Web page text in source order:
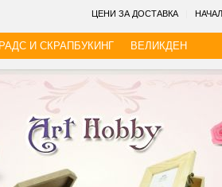
ЦЕНИ ЗА ДОСТАВКА
И СКРАПБУКИНГ ВЕЛИКДЕН